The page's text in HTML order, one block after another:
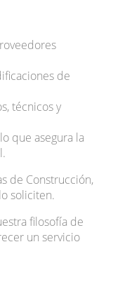
de
técnicos y
que asegura la
de Construcción,
soliciten.
filosofía de
un servicio